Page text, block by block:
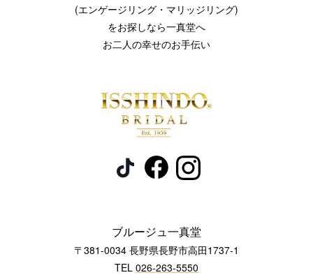
(エンゲージリング・マリッジリング)
をお探しなら一真堂へ
お二人の幸せのお手伝い
ブルージュ一真堂
〒381-0034 長野県長野市高田1737-1
TEL 026-263-5550